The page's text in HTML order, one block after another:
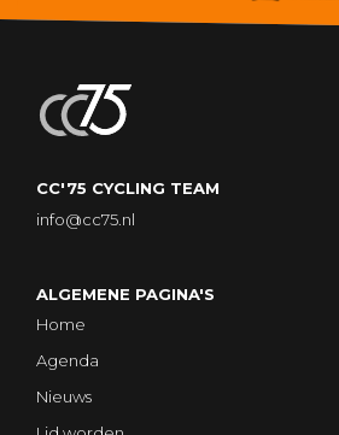
CC'75 CYCLING TEAM
info@cc75.nl
ALGEMENE PAGINA'S
Home
Agenda
Nieuws